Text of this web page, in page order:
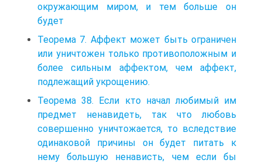
окружающим миром, и тем больше он
будет
Теорема 7. Аффект может быть ограничен
или уничтожен только противоположным и
более сильным аффектом, чем аффект,
подлежащий укрощению.
Теорема 38. Если кто начал любимый им
предмет ненавидеть, так что любовь
совершенно уничтожается, то вследствие
одинаковой причины он будет питать к
нему большую ненависть, чем если бы